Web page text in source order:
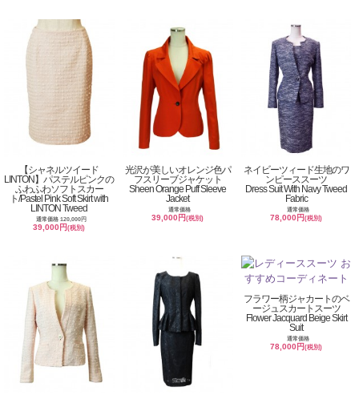
【シャネルツイード
LINTON】パステルピンクの
ふわふわソフトスカー
ト/Pastel Pink Soft Skirt with
LINTON Tweed
通常価格 120,000円
39,000円(税別)
光沢が美しいオレンジ色パ
フスリーブジャケット
Sheen Orange Puff Sleeve
Jacket
通常価格
39,000円(税別)
ネイビーツィード生地のワ
ンピーススーツ
Dress Suit With Navy Tweed
Fabric
通常価格
78,000円(税別)
フラワー柄ジャカートのベ
ージュスカートスーツ
Flower Jacquard Beige Skirt
Suit
通常価格
78,000円(税別)